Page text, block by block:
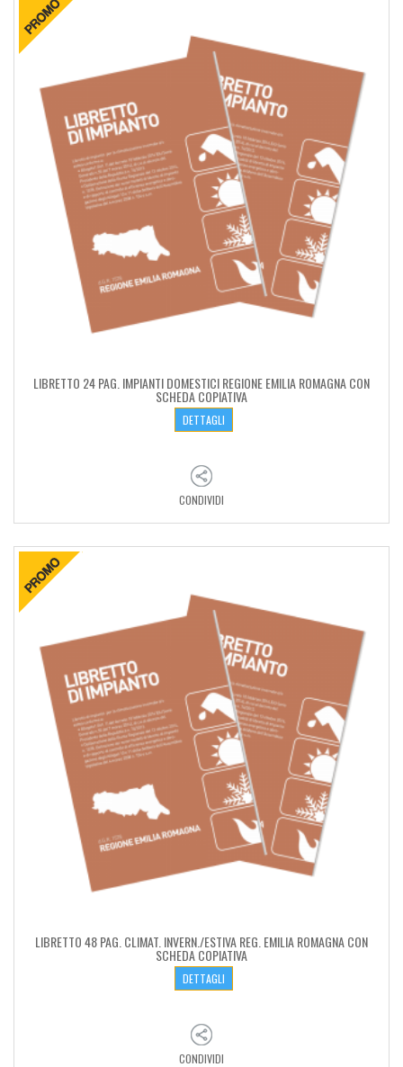
LIBRETTO 24 PAG. IMPIANTI DOMESTICI REGIONE EMILIA ROMAGNA CON
SCHEDA COPIATIVA
DETTAGLI
CONDIVIDI
LIBRETTO 48 PAG. CLIMAT. INVERN./ESTIVA REG. EMILIA ROMAGNA CON
SCHEDA COPIATIVA
DETTAGLI
CONDIVIDI